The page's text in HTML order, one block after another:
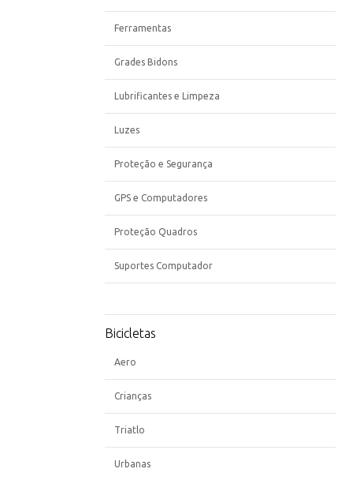
Ferramentas
Grades Bidons
Lubrificantes e Limpeza
Luzes
Proteção e Segurança
GPS e Computadores
Proteção Quadros
Suportes Computador
Bicicletas
Aero
Crianças
Triatlo
Urbanas